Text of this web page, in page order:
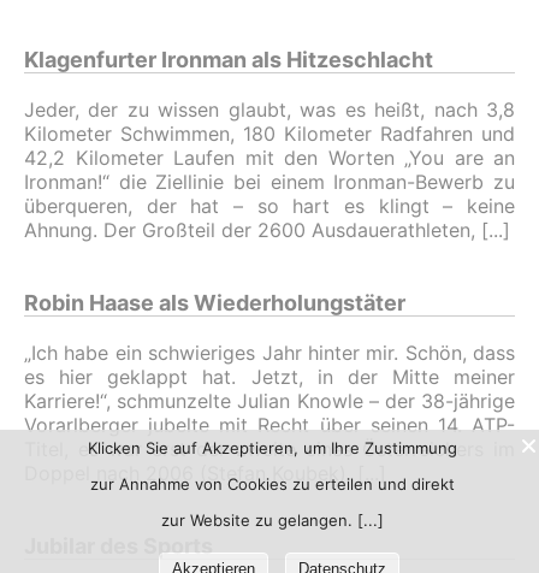
Klagenfurter Ironman als Hitzeschlacht
Jeder, der zu wissen glaubt, was es heißt, nach 3,8
Kilometer Schwimmen, 180 Kilometer Radfahren und
42,2 Kilometer Laufen mit den Worten „You are an
Ironman!“ die Ziellinie bei einem Ironman-Bewerb zu
überqueren, der hat – so hart es klingt – keine
Ahnung. Der Großteil der 2600 Ausdauerathleten,
Robin Haase als Wiederholungstäter
„Ich habe ein schwieriges Jahr hinter mir. Schön, dass
es hier geklappt hat. Jetzt, in der Mitte meiner
Karriere!“, schmunzelte Julian Knowle – der 38-jährige
Vorarlberger jubelte mit Recht über seinen 14. ATP-
Titel, es war erst der zweite eines Österreichers im
Doppel nach 2006 (Stefan Koubek).
Klicken Sie auf Akzeptieren, um Ihre Zustimmung
zur Annahme von Cookies zu erteilen und direkt
zur Website zu gelangen.
Akzeptieren Datenschutz